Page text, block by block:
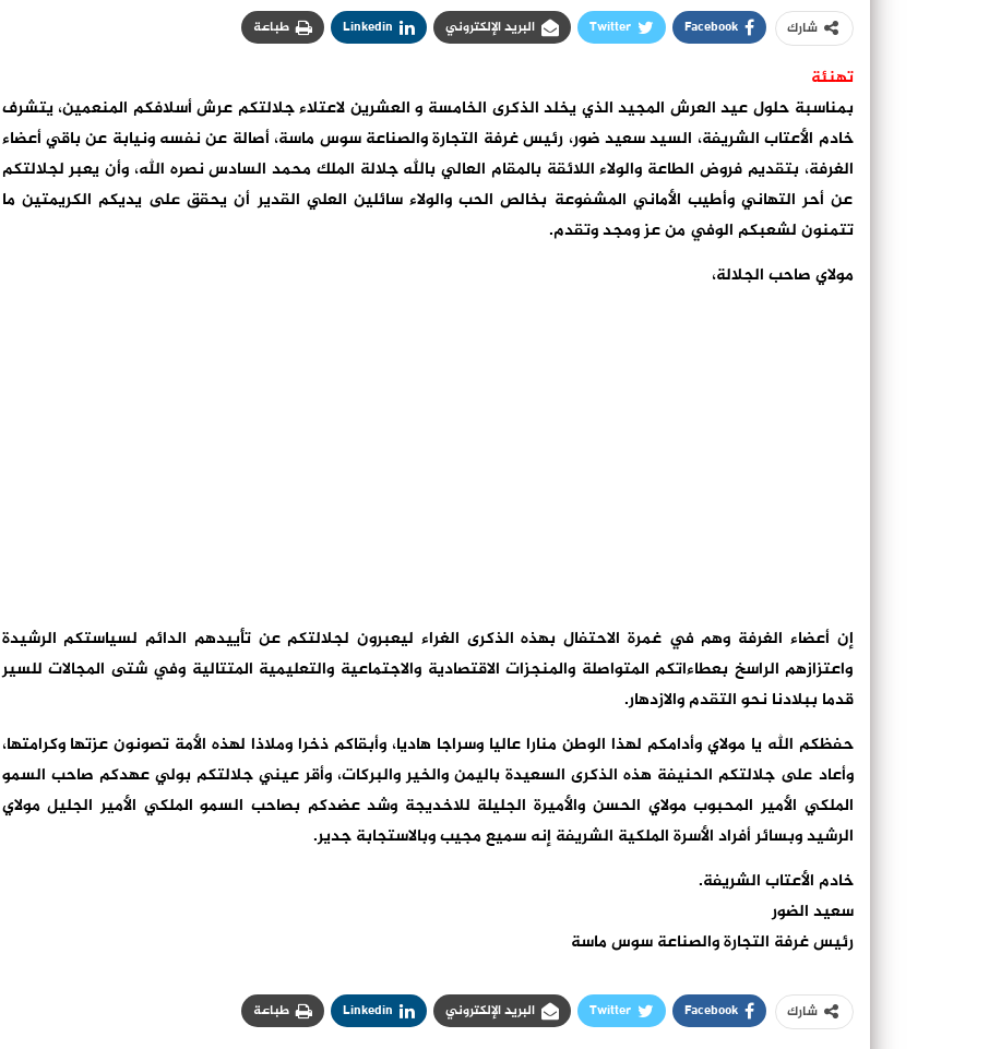
شارك Facebook
Twitter البريد الإلكتروني Linkedin طباعة
تهنئة
بمناسبة حلول عيد العرش المجيد الذي يخلد الذكرى الخامسة و العشرين لاعتلاء جلالتكم عرش أسلافكم المنعمين، يتشرف
خادم الأعتاب الشريفة، السيد سعيد ضور، رئيس غرفة التجارة والصناعة سوس ماسة، أصالة عن نفسه ونيابة عن باقي أعضاء
الغرفة، بتقديم فروض الطاعة والولاء اللائقة بالمقام العالي بالله جلالة الملك محمد السادس نصره الله، وأن يعبر لجلالتكم
عن أحر التهاني وأطيب الأماني المشفوعة بخالص الحب والولاء سائلين العلي القدير أن يحقق على يديكم الكريمتين ما
تتمنون لشعبكم الوفي من عز ومجد وتقدم.
مولاي صاحب الجلالة،
إن أعضاء الغرفة وهم في غمرة الاحتفال بهذه الذكرى الغراء ليعبرون لجلالتكم عن تأييدهم الدائم لسياستكم الرشيدة
واعتزازهم الراسخ بعطاءاتكم المتواصلة والمنجزات الاقتصادية والاجتماعية والتعليمية المتتالية وفي شتى المجالات للسير
قدما ببلادنا نحو التقدم والازدهار.
حفظكم الله يا مولاي وأدامكم لهذا الوطن منارا عاليا وسراجا هاديا، وأبقاكم ذخرا وملاذا لهذه الأمة تصونون عزتها وكرامتها،
وأعاد على جلالتكم الحنيفة هذه الذكرى السعيدة باليمن والخير والبركات، وأقر عيني جلالتكم بولي عهدكم صاحب السمو
الملكي الأمير المحبوب مولاي الحسن والأميرة الجليلة للاخديجة وشد عضدكم بصاحب السمو الملكي الأمير الجليل مولاي
الرشيد وبسائر أفراد الأسرة الملكية الشريفة إنه سميع مجيب وبالاستجابة جدير.
خادم الأعتاب الشريفة.
سعيد الضور
رئيس غرفة التجارة والصناعة سوس ماسة
شارك Facebook
Twitter البريد الإلكتروني Linkedin طباعة